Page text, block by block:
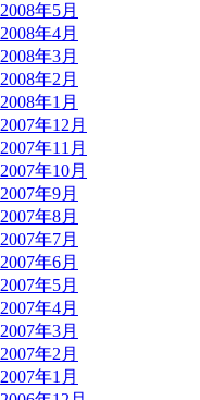
2008年5月
2008年4月
2008年3月
2008年2月
2008年1月
2007年12月
2007年11月
2007年10月
2007年9月
2007年8月
2007年7月
2007年6月
2007年5月
2007年4月
2007年3月
2007年2月
2007年1月